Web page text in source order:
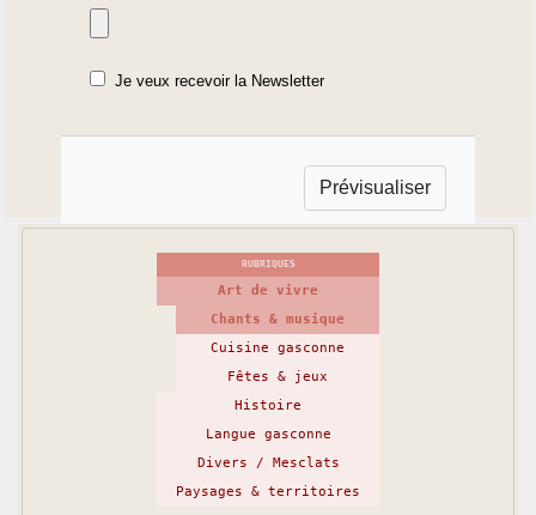
Je veux recevoir la Newsletter
RUBRIQUES
Art de vivre
Chants & musique
Cuisine gasconne
Fêtes & jeux
Histoire
Langue gasconne
Divers / Mesclats
Paysages & territoires